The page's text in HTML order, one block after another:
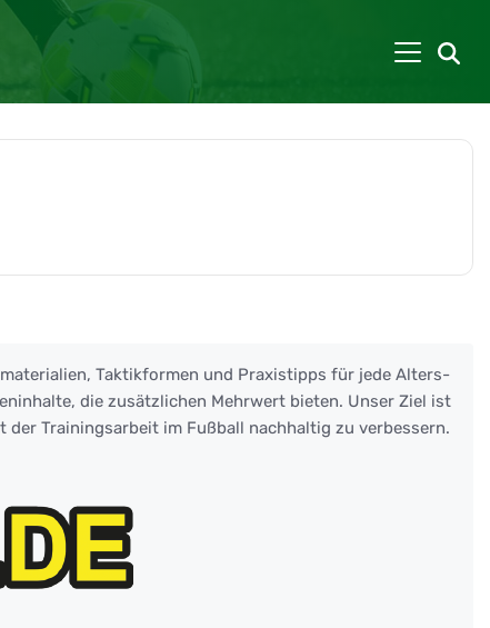
Taktikformen und Praxistipps für jede Alters-
die zusätzlichen Mehrwert bieten. Unser Ziel ist
Trainingsarbeit im Fußball nachhaltig zu verbessern.